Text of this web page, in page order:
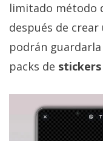
limitado método
después de
podrán
packs de